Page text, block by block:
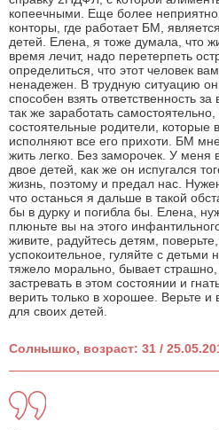
копеечными. Еще более
конторы, где работает БМ,
детей. Елена, я тоже думала, что
время лечит, надо перетерпеть
определиться, что этот человек
ненадежен. В трудную ситуацию
способен взять ответственность
так же заработать
состоятельные родители, которые
исполняют все его прихоти. БМ
жить легко. Без заморочек. У меня
двое детей, как же он испугался
жизнь, поэтому и предал нас.
что останься я дальше в такой
бы в дурку и погибла бы. Елена,
плюньте вы на этого
живите, радуйтесь детям,
успокоительное, гуляйте с детьми
тяжело морально, бывает
застревать в этом состоянии и
верить только в хорошее. Верьте
для своих детей.
Солнышко, возраст: 31 /